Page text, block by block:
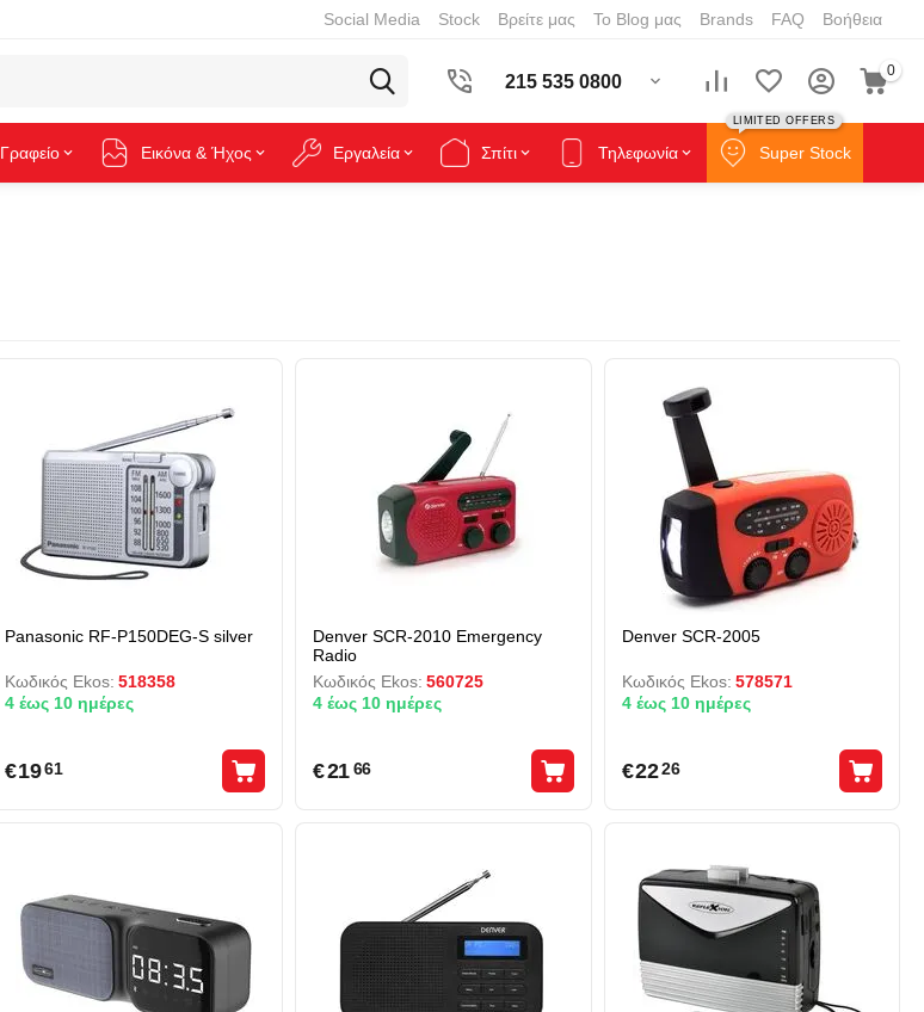
Social Media Stock Βρείτε μας Το Blog μας Brands FAQ Βοήθεια
215 535 0800
0
Γραφείο Εικόνα & Ήχος Εργαλεία Σπίτι Τηλεφωνία Super Stock
LIMITED OFFERS
Panasonic RF-P150DEG-S silver
Κωδικός Ekos: 518358
4 έως 10 ημέρες
€19 61
Denver SCR-2010 Emergency
Radio
Κωδικός Ekos: 560725
4 έως 10 ημέρες
€21 66
Denver SCR-2005
Κωδικός Ekos: 578571
4 έως 10 ημέρες
€22 26